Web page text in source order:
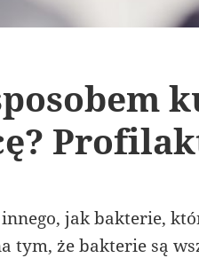
jak bakterie,
tym, że bakterie są